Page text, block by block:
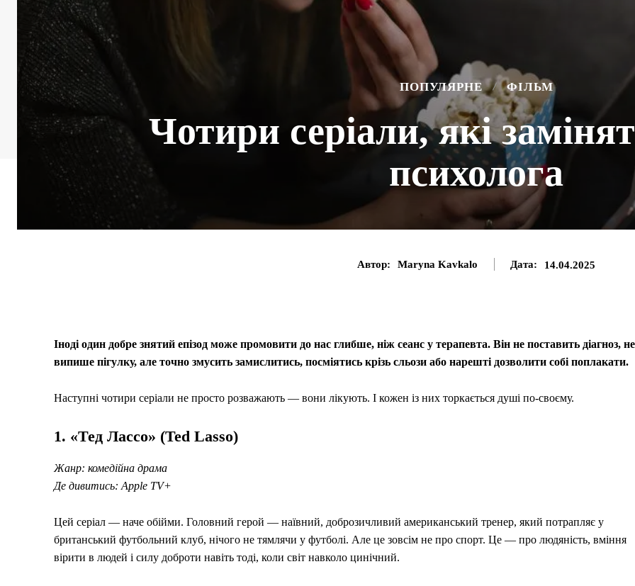
ПОПУЛЯРНЕ ФІЛЬМ
Чотири серіали, які
психолога
Автор: Maryna Kavkalo Дата: 14.04.2025
Іноді один добре знятий епізод може промовити до нас глибше, ніж сеанс у терапевта. Він не поставить діагноз, не
випише пігулку, але точно змусить замислитись, посміятись крізь сльози або нарешті дозволити собі поплакати.
Наступні чотири серіали не просто розважають — вони лікують. І кожен із них торкається душі по-своєму.
1. «Тед Лассо» (Ted Lasso)
Жанр: комедійна драма
Де дивитись: Apple TV+
Цей серіал — наче обійми. Головний герой — наївний, доброзичливий американський тренер, який потрапляє у
британський футбольний клуб, нічого не тямлячи у футболі. Але це зовсім не про спорт. Це — про людяність, вміння
вірити в людей і силу доброти навіть тоді, коли світ навколо цинічний.